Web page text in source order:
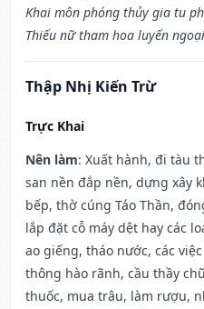
Khai môn phóng thủy gia tu
Thiếu nữ tham hoa luyến
Thập Nhị Kiến Trừ
Trực Khai
Nên làm: Xuất hành, đi tàu
san nền đắp nền, dựng xây
bếp, thờ cúng Táo Thần,
lắp đặt cỗ máy dệt hay các
ao giếng, tháo nước, các
thông hào rãnh, cầu thầy
thuốc, mua trâu, làm rượu,